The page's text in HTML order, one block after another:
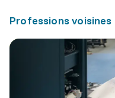
Professions voisines